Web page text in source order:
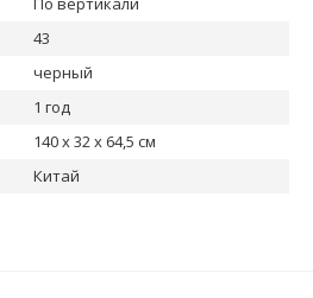
43
черный
1 год
140 х 32 х 64,5 см
Китай